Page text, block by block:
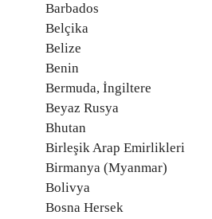
Barbados
Belçika
Belize
Benin
Bermuda, İngiltere
Beyaz Rusya
Bhutan
Birleşik Arap Emirlikleri
Birmanya (Myanmar)
Bolivya
Bosna Hersek